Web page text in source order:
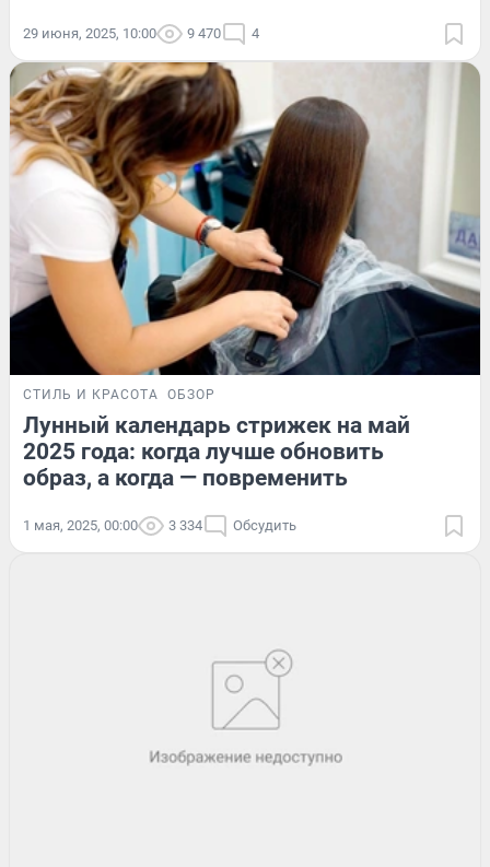
29 июня, 2025, 10:00 9 470 4
СТИЛЬ И КРАСОТА ОБЗОР
Лунный календарь стрижек на май
2025 года: когда лучше обновить
образ, а когда — повременить
1 мая, 2025, 00:00 3 334 Обсудить